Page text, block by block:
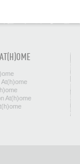
At(h)ome
At(h)ome